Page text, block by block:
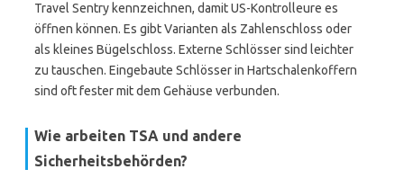
Travel Sentry kennzeichnen, damit US-Kontrolleure es
öffnen können. Es gibt Varianten als Zahlenschloss oder
als kleines Bügelschloss. Externe Schlösser sind leichter
zu tauschen. Eingebaute Schlösser in Hartschalenkoffern
sind oft fester mit dem Gehäuse verbunden.
Wie arbeiten TSA und andere
Sicherheitsbehörden?